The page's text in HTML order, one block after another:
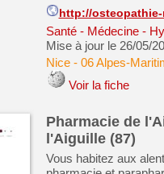
http://
Santé - Médecine -
Mise à jour le 26/05/
Nice- 06 Alpes-
Voir la fiche
Pharmacie de
l'Aiguille (87)
Vous habitez aux